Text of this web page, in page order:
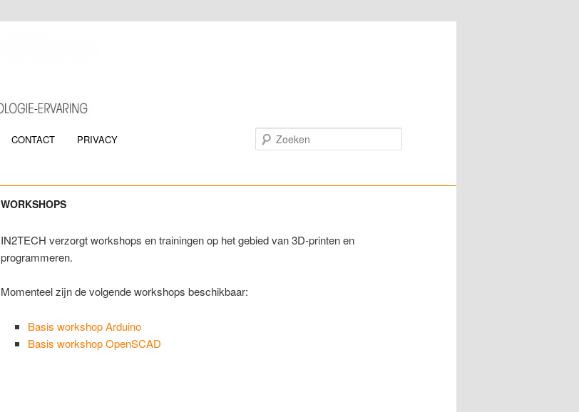
CONTACT PRIVACY
WORKSHOPS
IN2TECH verzorgt workshops en trainingen op het gebied van 3D-printen en
programmeren.
Momenteel zijn de volgende workshops beschikbaar:
Basis workshop Arduino
Basis workshop OpenSCAD